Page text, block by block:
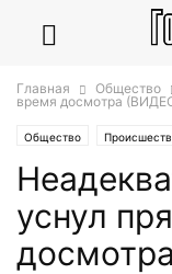
Главная Общество
время досмотра
Общество
уснул